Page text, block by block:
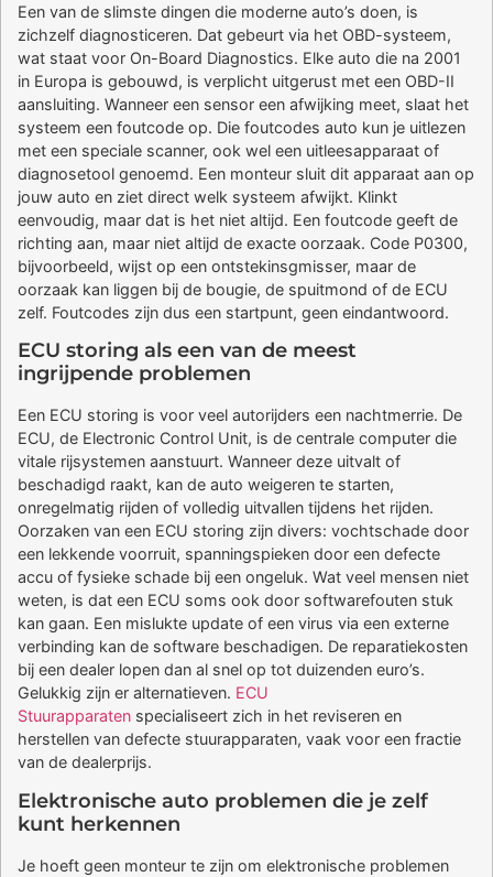
Een van de slimste dingen die moderne auto’s doen, is
zichzelf diagnosticeren. Dat gebeurt via het OBD-systeem,
wat staat voor On-Board Diagnostics. Elke auto die na 2001
in Europa is gebouwd, is verplicht uitgerust met een OBD-II
aansluiting. Wanneer een sensor een afwijking meet, slaat het
systeem een foutcode op. Die foutcodes auto kun je uitlezen
met een speciale scanner, ook wel een uitleesapparaat of
diagnosetool genoemd. Een monteur sluit dit apparaat aan op
jouw auto en ziet direct welk systeem afwijkt. Klinkt
eenvoudig, maar dat is het niet altijd. Een foutcode geeft de
richting aan, maar niet altijd de exacte oorzaak. Code P0300,
bijvoorbeeld, wijst op een ontstekinsgmisser, maar de
oorzaak kan liggen bij de bougie, de spuitmond of de ECU
zelf. Foutcodes zijn dus een startpunt, geen eindantwoord.
ECU storing als een van de meest
ingrijpende problemen
Een ECU storing is voor veel autorijders een nachtmerrie. De
ECU, de Electronic Control Unit, is de centrale computer die
vitale rijsystemen aanstuurt. Wanneer deze uitvalt of
beschadigd raakt, kan de auto weigeren te starten,
onregelmatig rijden of volledig uitvallen tijdens het rijden.
Oorzaken van een ECU storing zijn divers: vochtschade door
een lekkende voorruit, spanningspieken door een defecte
accu of fysieke schade bij een ongeluk. Wat veel mensen niet
weten, is dat een ECU soms ook door softwarefouten stuk
kan gaan. Een mislukte update of een virus via een externe
verbinding kan de software beschadigen. De reparatiekosten
bij een dealer lopen dan al snel op tot duizenden euro’s.
Gelukkig zijn er alternatieven. ECU
Stuurapparaten specialiseert zich in het reviseren en
herstellen van defecte stuurapparaten, vaak voor een fractie
van de dealerprijs.
Elektronische auto problemen die je zelf
kunt herkennen
Je hoeft geen monteur te zijn om elektronische problemen